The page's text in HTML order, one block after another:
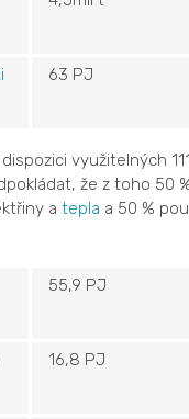
63 PJ
využitelných
že z toho 50
atepla a 50 %
55,9 PJ
16,8 PJ